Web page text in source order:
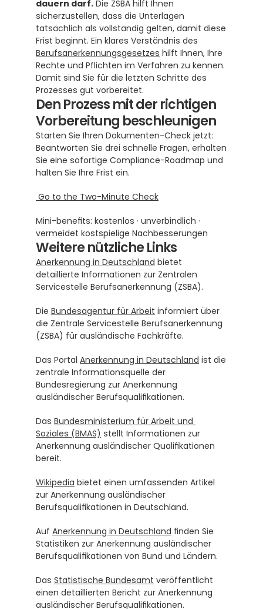
dauern darf. Die ZSBA hilft Ihnen
sicherzustellen, dass die Unterlagen
tatsächlich als vollständig gelten, damit diese
Berufsanerkennungsgesetzes hilft Ihnen, Ihre
Rechte und Pflichten im Verfahren zu kennen.
Damit sind Sie für die letzten Schritte des
Prozesses gut vorbereitet.
Den Prozess mit der richtigen
Vorbereitung beschleunigen
Starten Sie Ihren Dokumenten-Check jetzt:
Beantworten Sie drei schnelle Fragen, erhalten
Sie eine sofortige Compliance-Roadmap und
halten Sie Ihre Frist ein.
Go to the Two-Minute Check
Mini-benefits: kostenlos · unverbindlich ·
vermeidet kostspielige Nachbesserungen
Weitere nützliche Links
Anerkennung in Deutschland bietet
detaillierte Informationen zur Zentralen
Servicestelle Berufsanerkennung (ZSBA).
Die Bundesagentur für Arbeit informiert über
die Zentrale Servicestelle Berufsanerkennung
(ZSBA) für ausländische Fachkräfte.
Das Portal Anerkennung in Deutschland ist die
zentrale Informationsquelle der
Bundesregierung zur Anerkennung
ausländischer Berufsqualifikationen.
Das Bundesministerium für Arbeit und
Soziales (BMAS) stellt Informationen zur
Anerkennung ausländischer Qualifikationen
bereit.
Wikipedia bietet einen umfassenden Artikel
zur Anerkennung ausländischer
Berufsqualifikationen in Deutschland.
Auf Anerkennung in Deutschland finden Sie
Statistiken zur Anerkennung ausländischer
Berufsqualifikationen von Bund und Ländern.
Das Statistische Bundesamt veröffentlicht
einen detaillierten Bericht zur Anerkennung
ausländischer Berufsqualifikationen.